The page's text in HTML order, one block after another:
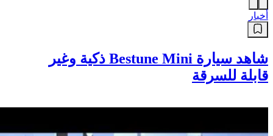
أخبار
شاهد سيارة Bestune Mini ذكية وغير
قابلة للسرقة